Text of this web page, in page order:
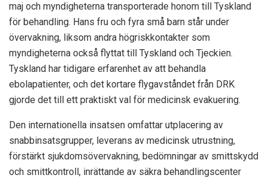
maj och myndigheterna transporterade honom till Tyskland
för behandling. Hans fru och fyra små barn står under
övervakning, liksom andra högriskkontakter som
myndigheterna också flyttat till Tyskland och Tjeckien.
Tyskland har tidigare erfarenhet av att behandla
ebolapatienter, och det kortare flygavståndet från DRK
gjorde det till ett praktiskt val för medicinsk evakuering.
Den internationella insatsen omfattar utplacering av
snabbinsatsgrupper, leverans av medicinsk utrustning,
förstärkt sjukdomsövervakning, bedömningar av smittskydd
och smittkontroll, inrättande av säkra behandlingscenter